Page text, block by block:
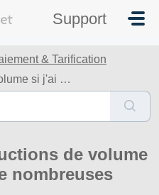
Support
& Tarification
cartes ?
de volume
nombreuses